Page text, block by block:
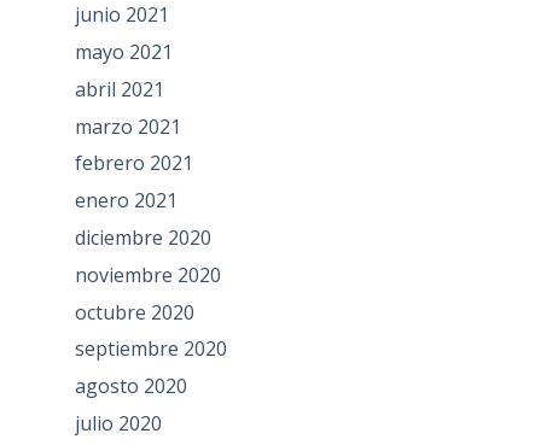
junio 2021
mayo 2021
abril 2021
marzo 2021
febrero 2021
enero 2021
diciembre 2020
noviembre 2020
octubre 2020
septiembre 2020
agosto 2020
julio 2020